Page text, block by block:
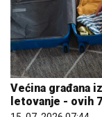
Većina građana
letovanje - ovih